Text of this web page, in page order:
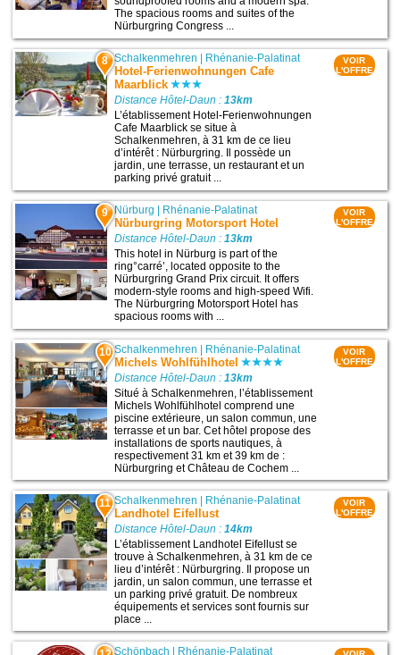
The spacious rooms and suites of the
Nürburgring Congress ...
8 Schalkenmehren Rhénanie-Palatinat
Hotel-Ferienwohnungen Cafe
Maarblick
Distance Hôtel-Daun :13km
L’établissement Hotel-Ferienwohnungen
Cafe Maarblick se situe à
Schalkenmehren, à 31 km de ce lieu
d’intérêt : Nürburgring. Il possède un
jardin, une terrasse, un restaurant et un
parking privé gratuit ...
VOIR
L'OFFRE
9 Nürburg Rhénanie-Palatinat
Nürburgring Motorsport Hotel
Distance Hôtel-Daun :13km
This hotel in Nürburg is part of the
ring°carré’, located opposite to the
Nürburgring Grand Prix circuit. It offers
modern-style rooms and high-speed Wifi.
The Nürburgring Motorsport Hotel has
spacious rooms with ...
VOIR
L'OFFRE
10 Schalkenmehren | Rhénanie-Palatinat
Michels Wohlfühlhotel
Distance Hôtel-Daun :13km
Situé à Schalkenmehren, l’établissement
Michels Wohlfühlhotel comprend une
piscine extérieure, un salon commun, une
terrasse et un bar. Cet hôtel propose des
installations de sports nautiques, à
respectivement 31 km et 39 km de :
Nürburgring et Château de Cochem ...
VOIR
L'OFFRE
11 Schalkenmehren | Rhénanie-Palatinat
Landhotel Eifellust
Distance Hôtel-Daun :14km
L’établissement Landhotel Eifellust se
trouve à Schalkenmehren, à 31 km de ce
lieu d’intérêt : Nürburgring. Il propose un
jardin, un salon commun, une terrasse et
un parking privé gratuit. De nombreux
équipements et services sont fournis sur
place ...
VOIR
L'OFFRE
Schönbach | Rhénanie-Palatinat